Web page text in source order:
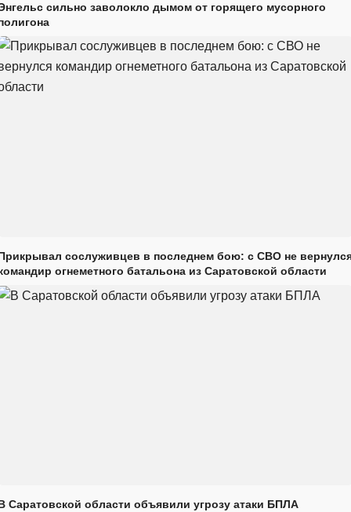
сильно заволокло дымом от горящего мусорного
сослуживцев в последнем бою: с СВО не
огнеметного батальона из Саратовской области
Саратовской области объявили угрозу атаки БПЛА